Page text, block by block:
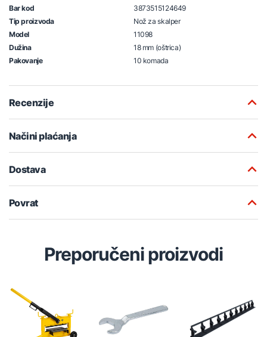
Bar kod
3873515124649
Tip proizvoda
Nož za skalper
Model
11098
Dužina
18 mm (oštrica)
Pakovanje
10 komada
Recenzije
Načini plaćanja
Dostava
Povrat
Preporučeni proizvodi